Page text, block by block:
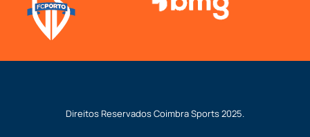
Direitos ReservadosCoimbra Sports2025.